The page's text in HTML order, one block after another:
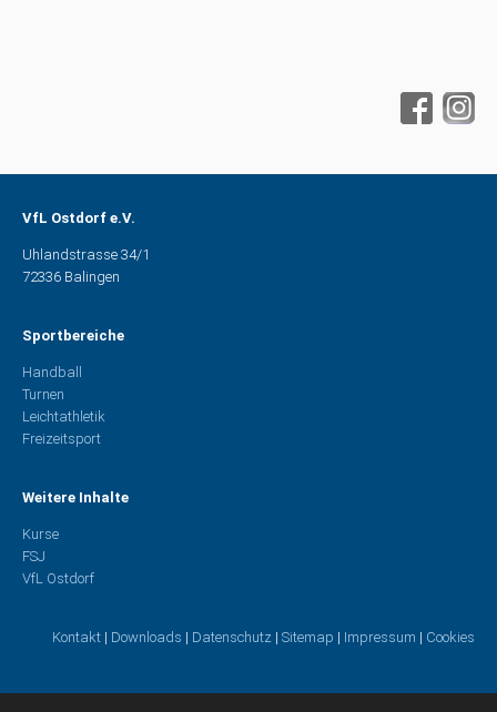
VfL Ostdorf e.V.
Uhlandstrasse 34/1
72336 Balingen
Sportbereiche
Handball
Turnen
Leichtathletik
Freizeitsport
Weitere Inhalte
Kurse
FSJ
VfL Ostdorf
Kontakt | Downloads | Datenschutz | Sitemap | Impressum | Cookies